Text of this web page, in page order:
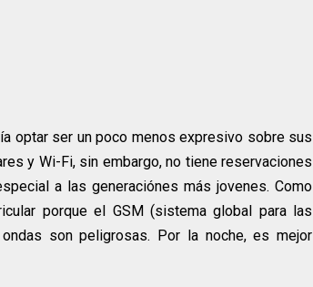
optar ser un poco menos expresivo sobre sus
y Wi-Fi, sin embargo, no tiene reservaciones
a las generaciónes más jovenes. Como
porque el GSM (sistema global para las
son peligrosas. Por la noche, es mejor